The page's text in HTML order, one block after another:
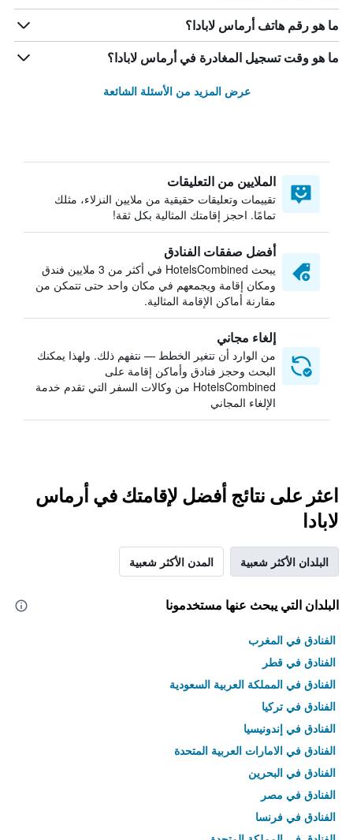
ما هو رقم هاتف أرماس لابادا؟
ما هو وقت تسجيل المغادرة في أرماس لابادا؟
عرض المزيد من الأسئلة الشائعة
الملايين من التعليقات
تقييمات وتعليقات حقيقية من ملايين النزلاء، مثلك
تمامًا. احجز إقامتك المثالية بكل ثقة!
أفضل صفقات الفنادق
يبحث HotelsCombined في أكثر من 3 ملايين فندق
ومكان إقامة ويجمعهم في مكان واحد حتى تتمكن من
مقارنة أماكن الإقامة المثالية.
إلغاء مجاني
من الوارد أن تتغير الخطط — نتفهم ذلك. ولهذا يمكنك
البحث وحجز فنادق وأماكن إقامة على
HotelsCombined من وكالات السفر التي تقدم خدمة
الإلغاء المجاني
اعثر على نتائج أفضل لإقامتك في أرماس
لابادا
البلدان الأكثر شعبية المدن الأكثر شعبية
البلدان التي يبحث عنها مستخدمونا
الفنادق في المغرب
الفنادق في قطر
الفنادق في المملكة العربية السعودية
الفنادق في تركيا
الفنادق في إندونيسيا
الفنادق في الامارات العربية المتحدة
الفنادق في البحرين
الفنادق في مصر
الفنادق في فرنسا